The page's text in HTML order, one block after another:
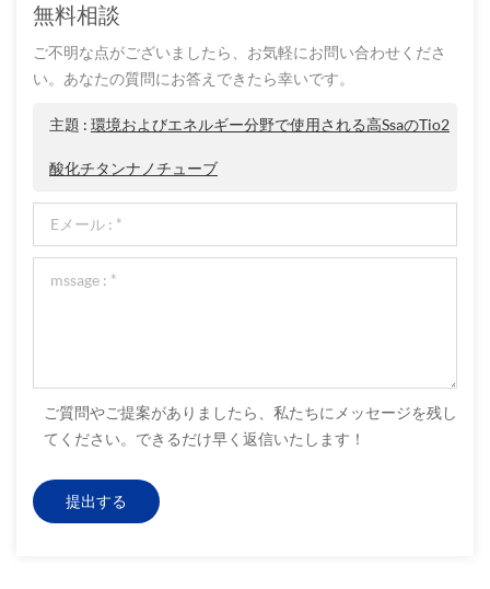
無料相談
ご不明な点がございましたら、お気軽にお問い合わせくださ
い。あなたの質問にお答えできたら幸いです。
主題 : 環境およびエネルギー分野で使用される高ssaのtio2
酸化チタンナノチューブ
ご質問やご提案がありましたら、私たちにメッセージを残し
てください。できるだけ早く返信いたします！